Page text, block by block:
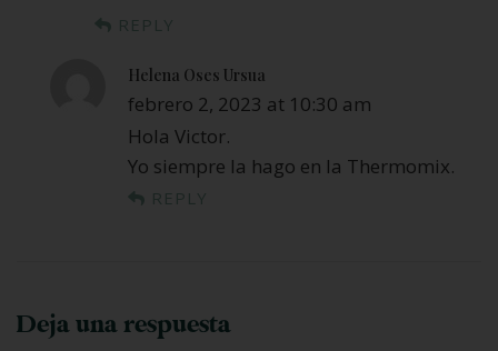
REPLY
Helena Oses Ursua
febrero 2, 2023 at 10:30 am
Hola Victor.
Yo siempre la hago en la Thermomix.
REPLY
Deja una respuesta